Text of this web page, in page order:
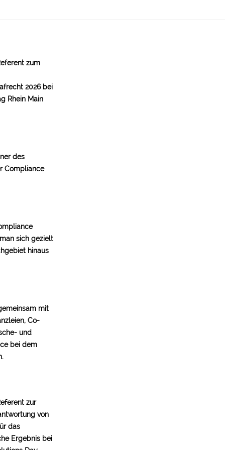
zum
2026 bei
Rhein Main
des
Compliance
sich gezielt
hinaus
mit
Co-
und
bei dem
zur
von
das
Ergebnis bei